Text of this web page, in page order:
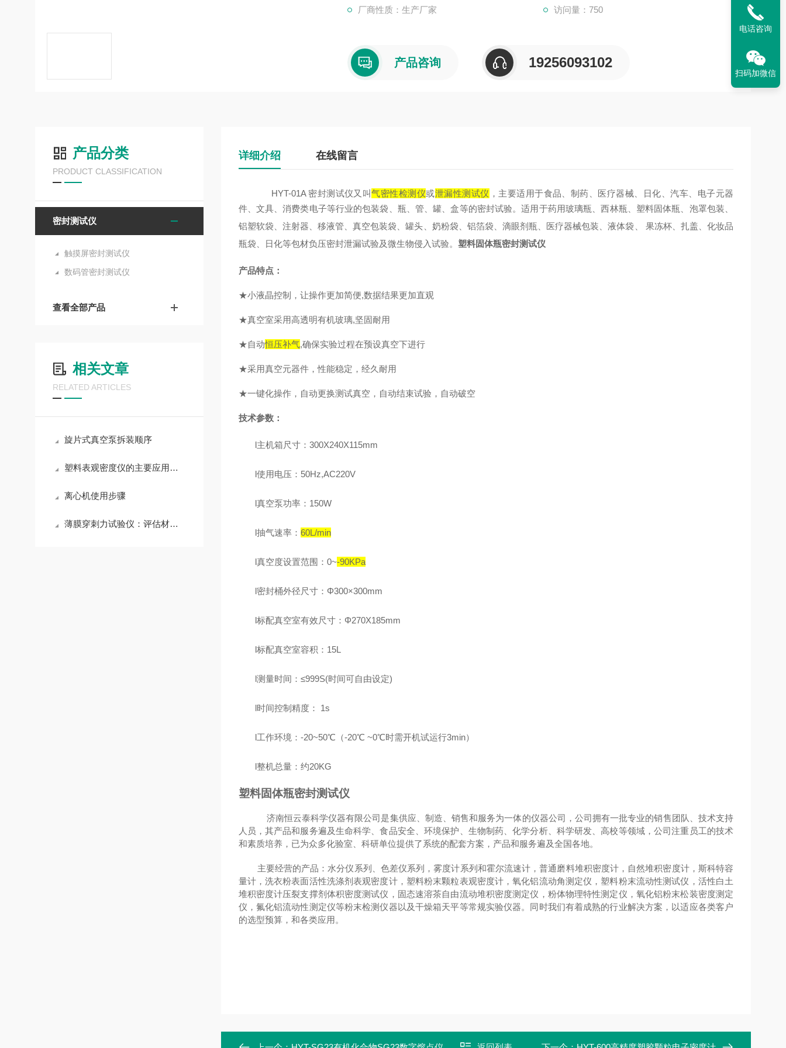
厂商性质：生产厂家 访问量：750
产品咨询 19256093102
产品分类
PRODUCT CLASSIFICATION
密封测试仪
触摸屏密封测试仪
数码管密封测试仪
查看全部产品
相关文章
RELATED ARTICLES
旋片式真空泵拆装顺序
塑料表观密度仪的主要应用领域有哪些？
离心机使用步骤
薄膜穿刺力试验仪：评估材料穿刺强度的关键工具
详细介绍 在线留言
HYT-01A 密封测试仪又叫气密性检测仪或泄漏性测试仪 ，主要适用于食品、制药、医疗器械、日化、汽车、电子元器
件、文具、消费类电子等行业的包装袋、瓶、管、罐、盒等的密封试验。适用于药用玻璃瓶、西林瓶、塑料固体瓶、泡罩包装、
铝塑软袋、注射器、移液管、真空包装袋、罐头、奶粉袋、铝箔袋、滴眼剂瓶、医疗器械包装、液体袋、
果冻杯、扎盖、化妆品
瓶袋、日化等包材负压密封泄漏试验及微生物侵入试验。 塑料固体瓶密封测试仪
产品特点：
★小液晶控制，让操作更加简便,数据结果更加直观
★真空室采用高透明有机玻璃,坚固耐用
★自动恒压补气,确保实验过程在预设真空下进行
★采用真空元器件，性能稳定，经久耐用
★一键化操作，自动更换测试真空，自动结束试验，自动破空
技术参数：
l主机箱尺寸：300X240X115mm
l使用电压：50Hz,AC220V
l真空泵功率：150W
l抽气速率： 60L/min
l真空度设置范围：0~-90KPa
l密封桶外径尺寸：Φ300×300mm
l标配真空室有效尺寸：Φ270X185mm
l标配真空室容积：15L
l测量时间：≤999S(时间可自由设定)
l时间控制精度： 1s
l工作环境：-20~50℃ （-20℃ ~0℃时需开机试运行3min）
l整机总量：约20KG
塑料固体瓶密封测试仪
济南恒云泰科学仪器有限公司是集供应、制造、销售和服务为一体的仪器公司，公司拥有一批专业的销售团队、技术支持
人员，其产品和服务遍及生命科学、食品安全、环境保护、生物制药、化学分析、科学研发、高校等领域，公司注重员工的技术
和素质培养，已为众多化验室、科研单位提供了系统的配套方案，产品和服务遍及全国各地。
主要经营的产品：水分仪系列、色差仪系列，雾度计系列和霍尔流速计，普通磨料堆积密度计，自然堆积密度计，斯科特容
量计，洗衣粉表面活性洗涤剂表观密度计，塑料粉末颗粒表观密度计，氧化铝流动角测定仪，塑料粉末流动性测试仪，活性白土
堆积密度计压裂支撑剂体积密度测试仪，固态速溶茶自由流动堆积密度测定仪，粉体物理特性测定仪，氧化铝粉末松装密度测定
仪，氟化铝流动性测定仪等粉末检测仪器以及干燥箱天平等常规实验仪器。同时我们有着成熟的行业解决方案，以适应各类客户
的选型预算，和各类应用。
电话咨询
扫码加微信